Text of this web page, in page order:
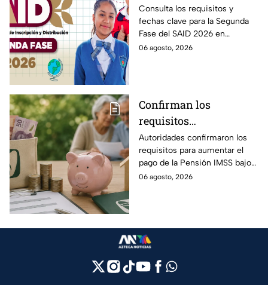
Edomex para grados
intermedios: Fechas
clave y requisitos para
cambios de escuela
Consulta los requisitos y
fechas clave para la Segunda
Fase del SAID 2026 en
Edomex y asegura el traslado
06 agosto, 2026
Confirman los
requisitos
indispensables para
incrementar el pago de
la Pensión IMSS bajo el
régimen de la Ley 73
Autoridades confirmaron los
requisitos para aumentar el
pago de la Pensión IMSS bajo
la Ley 73, ¿cuáles son?
06 agosto, 2026